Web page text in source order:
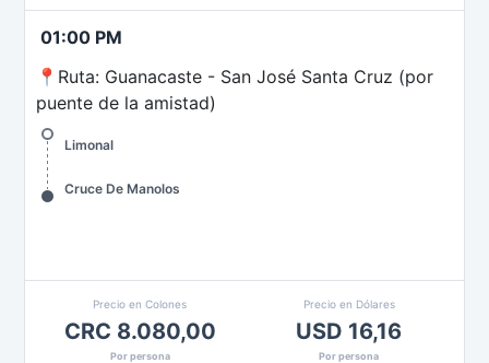
01:00 PM
📍Ruta: Guanacaste - San José Santa Cruz (por
puente de la amistad)
Limonal
Cruce De Manolos
Precio en Colones
CRC 8.080,00
Por persona
Precio en Dólares
USD 16,16
Por persona